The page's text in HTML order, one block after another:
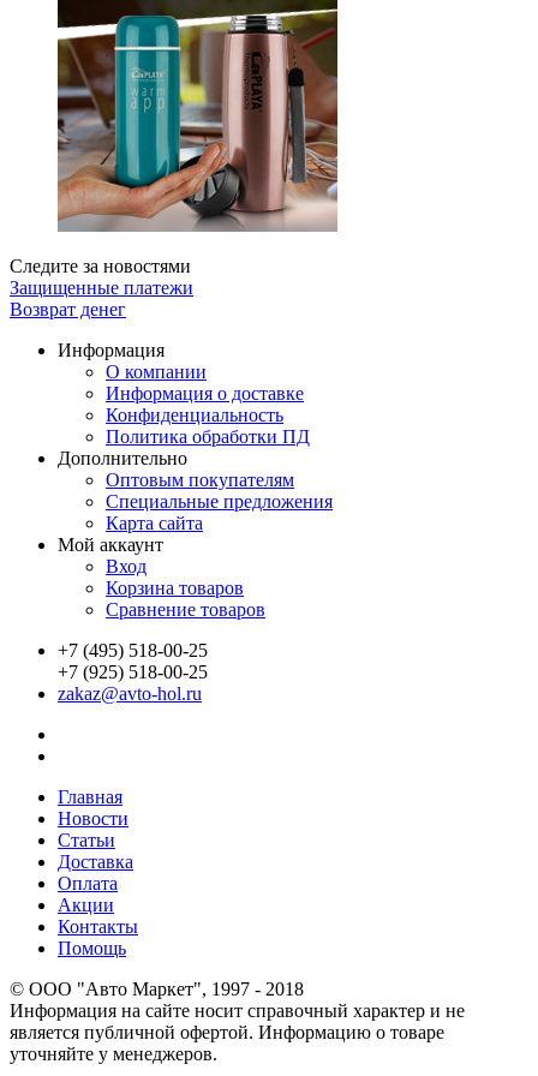
Следите за новостями
Защищенные платежи
Возврат денег
Информация
О компании
Информация о доставке
Конфиденциальность
Политика обработки ПД
Дополнительно
Оптовым покупателям
Специальные предложения
Карта сайта
Мой аккаунт
Вход
Корзина товаров
Сравнение товаров
+7 (495) 518-00-25
+7 (925) 518-00-25
zakaz@avto-hol.ru
Главная
Новости
Статьи
Доставка
Оплата
Акции
Контакты
Помощь
© OOO "Авто Маркет", 1997 - 2018
Информация на сайте носит справочный характер и не
является публичной офертой. Информацию о товаре
уточняйте у менеджеров.